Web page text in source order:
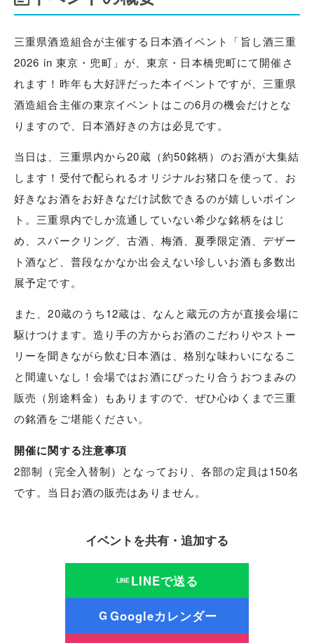
三重県酒造組合が主催する日本酒イベント「旨し酒三重
2026 in 東京・兜町」が、東京・日本橋兜町にて開催さ
れます！昨年も大好評だった本イベントですが、三重県
酒造組合主催の東京イベントはこの6月の機会だけとな
りますので、日本酒好きの方は必見です。
当日は、三重県内から20蔵（約50銘柄）のお酒が大集結
します！受付で配られるオリジナルお猪口を使って、お
好きなお酒をお好きなだけ試飲できるのが嬉しいポイン
ト。三重県内でしか流通していない希少な銘柄をはじ
め、スパークリング、古酒、梅酒、夏季限定酒、デザー
ト酒など、普段なかなか出会えない珍しいお酒も多数出
展予定です。
また、20蔵のうち12蔵は、なんと蔵元の方が直接会場に
駆けつけます。造り手の方からお酒のこだわりやストー
リーを聞きながら飲む日本酒は、格別な味わいになるこ
と間違いなし！会場ではお酒にぴったり合うおつまみの
販売（別途料金）もありますので、ぜひ心ゆくまで三重
の銘酒をご堪能ください。
開催に関する注意事項
2部制（完全入替制）となっており、各部の定員は150名
です。当日お酒の販売はありません。
イベントを共有・追加する
LINE LINEで送る
G Googleカレンダー